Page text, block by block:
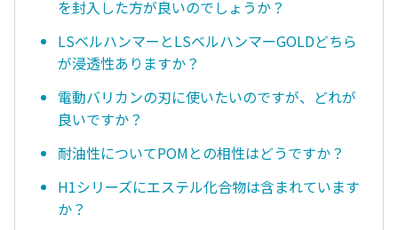
を封入した方が良いのでしょうか？
LSベルハンマーとLSベルハンマーGOLDどちら
が浸透性ありますか？
電動バリカンの刃に使いたいのですが、どれが
良いですか？
耐油性についてPOMとの相性はどうですか？
H1シリーズにエステル化合物は含まれています
か？